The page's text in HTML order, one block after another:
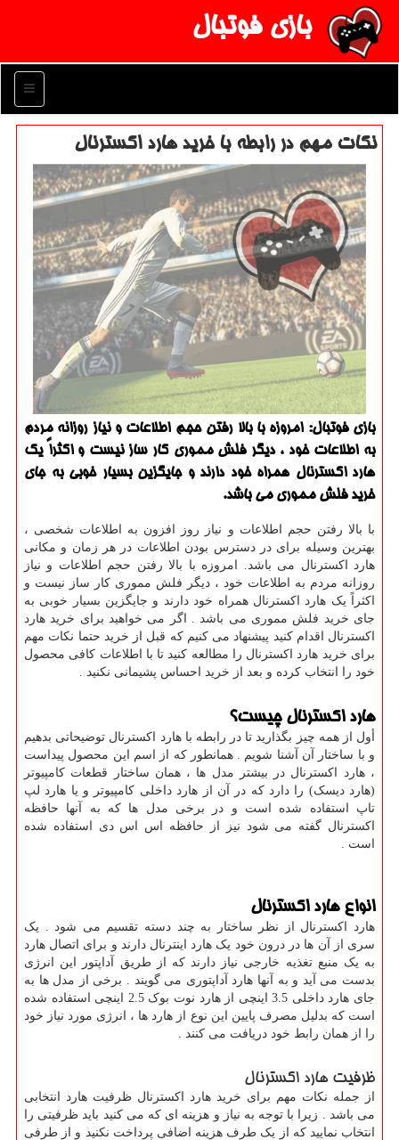
بازی فوتبال
منو
نكات مهم در رابطه با خرید هارد اكسترنال
بازی فوتبال: امروزه با بالا رفتن حجم اطلاعات و نیاز روزانه مردم
به اطلاعات خود ، دیگر فلش مموری كار ساز نیست و اكثراً یك
هارد اكسترنال همراه خود دارند و جایگزین بسیار خوبی به جای
خرید فلش مموری می باشد.
با بالا رفتن حجم اطلاعات و نیاز روز افزون به اطلاعات شخصی ،
بهترین وسیله برای در دسترس بودن اطلاعات در هر زمان و مکانی
هارد اکسترنال می باشد. امروزه با بالا رفتن حجم اطلاعات و نیاز
روزانه مردم به اطلاعات خود ، دیگر فلش مموری کار ساز نیست و
اکثراً یک هارد اکسترنال همراه خود دارند و جایگزین بسیار خوبی به
جای خرید فلش مموری می باشد . اگر می خواهید برای خرید هارد
اکسترنال اقدام کنید پیشنهاد می کنیم که قبل از خرید حتما نکات مهم
برای خرید هارد اکسترنال را مطالعه کنید تا با اطلاعات کافی محصول
خود را انتخاب کرده و بعد از خرید احساس پشیمانی نکنید .
هارد اکسترنال چیست؟
أول از همه چیز بگذارید تا در رابطه با هارد اکسترنال توضیحاتی بدهیم
و با ساختار آن آشنا شویم . همانطور که از اسم این محصول پیداست
، هارد اکسترنال در بیشتر مدل ها ، همان ساختار قطعات کامپیوتر
(هارد دیسک) را دارد که در آن از هارد داخلی کامپیوتر و یا هارد لپ
تاپ استفاده شده است و در برخی مدل ها که به آنها حافظه
اکسترنال گفته می شود نیز از حافظه اس اس دی استفاده شده
است .
انواع هارد اکسترنال
هارد اکسترنال از نظر ساختار به چند دسته تقسیم می شود . یک
سری از آن ها در درون خود یک هارد اینترنال دارند و برای اتصال هارد
به یک منبع تغذیه خارجی نیاز دارند که از طریق آداپتور این انرژی
بدست می آید و به آنها هارد آداپتوری می گویند . برخی از مدل ها به
جای هارد داخلی 3.5 اینچی از هارد نوت بوک 2.5 اینچی استفاده شده
است که بدلیل مصرف پایین این نوع از هارد ها ، انرژی مورد نیاز خود
را از همان رابط خود دریافت می کنند .
ظرفیت هارد اکسترنال
از جمله نکات مهم برای خرید هارد اکسترنال ظرفیت هارد انتخابی
می باشد . زیرا با توجه به نیاز و هزینه ای که می کنید باید ظرفیتی را
انتخاب نمایید که از یک طرف هزینه اضافی پرداخت نکنید و از طرفی